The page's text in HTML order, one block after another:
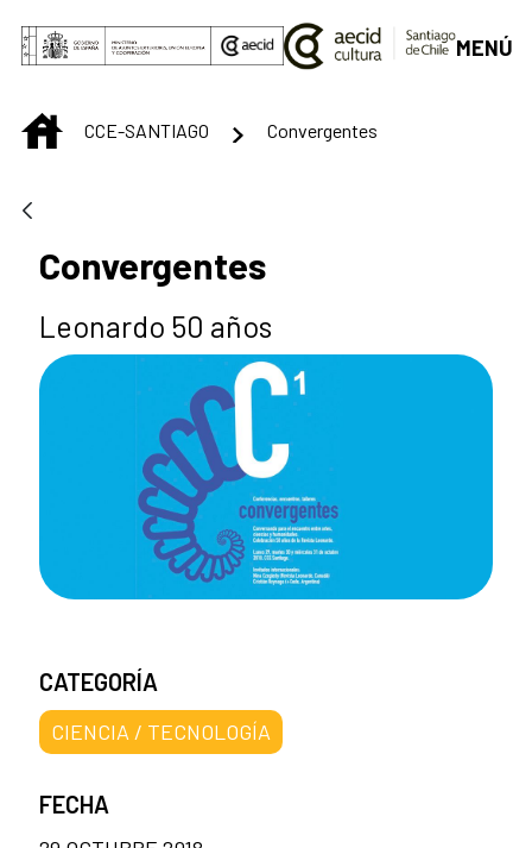
Saltar al contenido principal
MENÚ
INICIOCCE-SANTIAGO Convergentes
Convergentes
Leonardo 50 años
CATEGORÍA
CIENCIA / TECNOLOGÍA
FECHA